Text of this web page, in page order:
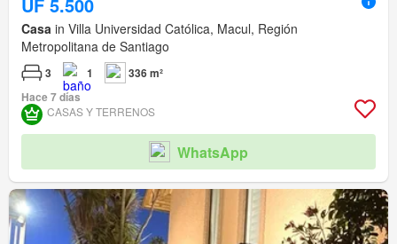
UF 5.500
Casa in Villa Universidad Católica, Macul, Región
Metropolitana de Santiago
3 1
336 m²
Hace 7 días
CASAS Y TERRENOS
WhatsApp